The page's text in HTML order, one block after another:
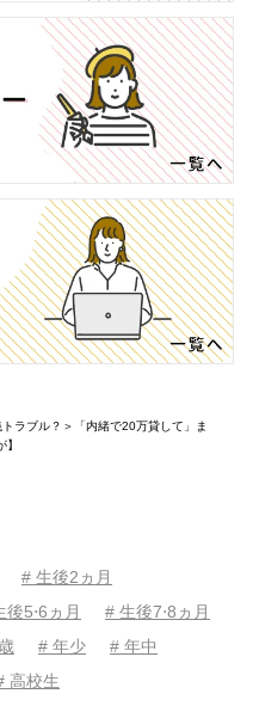
# 生後2ヵ月
後5⋅6ヵ月
# 生後7⋅8ヵ月
# 年少
# 年中
高校生